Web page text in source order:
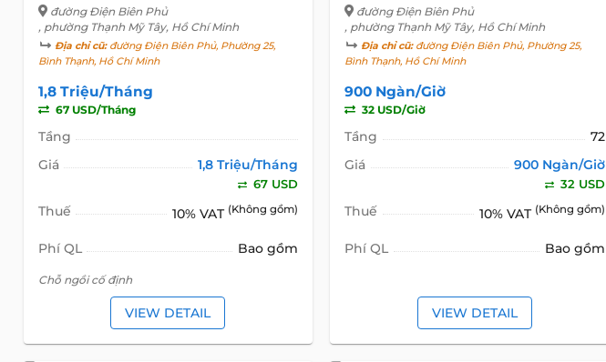
đường Điện Biên Phủ
, phường Thạnh Mỹ Tây, Hồ Chí Minh
Địa chỉ cũ:đường Điện Biên Phủ, Phường 25,
Bình Thạnh, Hồ Chí Minh
1,8 Triệu/Tháng
67 USD/Tháng
Tầng
Giá
1,8 Triệu/Tháng
67 USD
Thuế 10% VAT (Không gồm)
Phí QL Bao gồm
Chỗ ngồi cố định
VIEW DETAIL
đường Điện Biên Phủ
, phường Thạnh Mỹ Tây, Hồ Chí Minh
Địa chỉ cũ:đường Điện Biên Phủ, Phường 25,
Bình Thạnh, Hồ Chí Minh
900 Ngàn/Giờ
32 USD/Giờ
Tầng
72
Giá
900 Ngàn/Giờ
32 USD
Thuế 10% VAT (Không gồm)
Phí QL Bao gồm
VIEW DETAIL